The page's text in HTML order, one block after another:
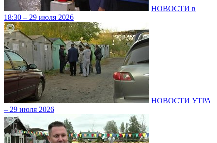
НОВОСТИ в
18:30 – 29 июля 2026
НОВОСТИ УТРА
– 29 июля 2026